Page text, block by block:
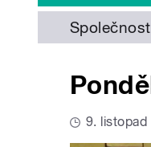
Společnost
9. listopad